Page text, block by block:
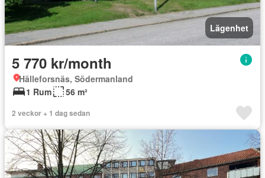
Lägenhet
5 770 kr/month
Hälleforsnäs, Södermanland
1 Rum
56 m²
2 veckor + 1 dag sedan